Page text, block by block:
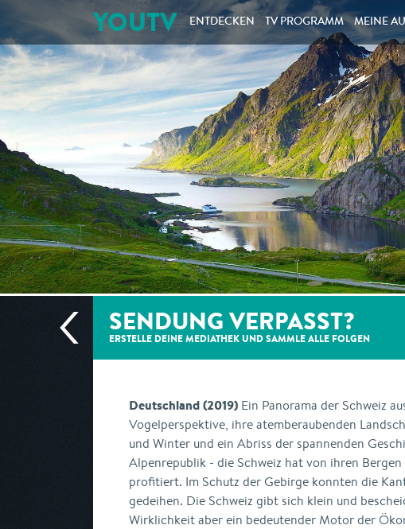
YOUTV ENTDECKEN TV PROGRAMM MEINE
SENDUNG VERPASST?
ERSTELLE DEINE MEDIATHEK UND SAMMLE ALLE FOLGEN
Deutschland (2019) Ein Panorama der Schweiz
Vogelperspektive, ihre atemberaubenden
und Winter und ein Abriss der spannenden
Alpenrepublik - die Schweiz hat von ihren
profitiert. Im Schutz der Gebirge konnten die
gedeihen. Die Schweiz gibt sich klein und
Wirklichkeit aber ein bedeutender Motor der